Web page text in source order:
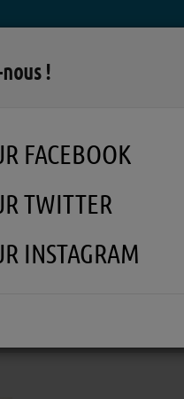
LA RADIO
!
FACEBOOK
TWITTER
INSTAGRAM